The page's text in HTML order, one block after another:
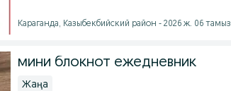
Караганда, Казыбекбийский район - 2026 ж. 06 тамыз
мини блокнот ежедневник
Жаңа